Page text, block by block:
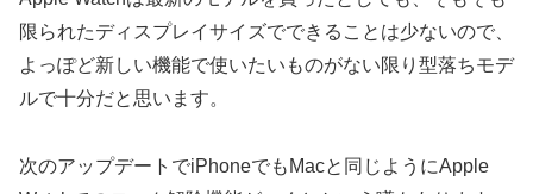
限られたディスプレイサイズでできることは少ないので、
よっぽど新しい機能で使いたいものがない限り型落ちモデ
ルで十分だと思います。
次のアップデートでiPhoneでもMacと同じようにApple